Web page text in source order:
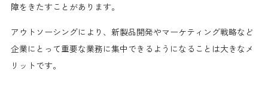
障をきたすことがあります。
アウトソーシングにより、新製品開発やマーケティング戦略など
企業にとって重要な業務に集中できるようになることは大きなメ
リットです。